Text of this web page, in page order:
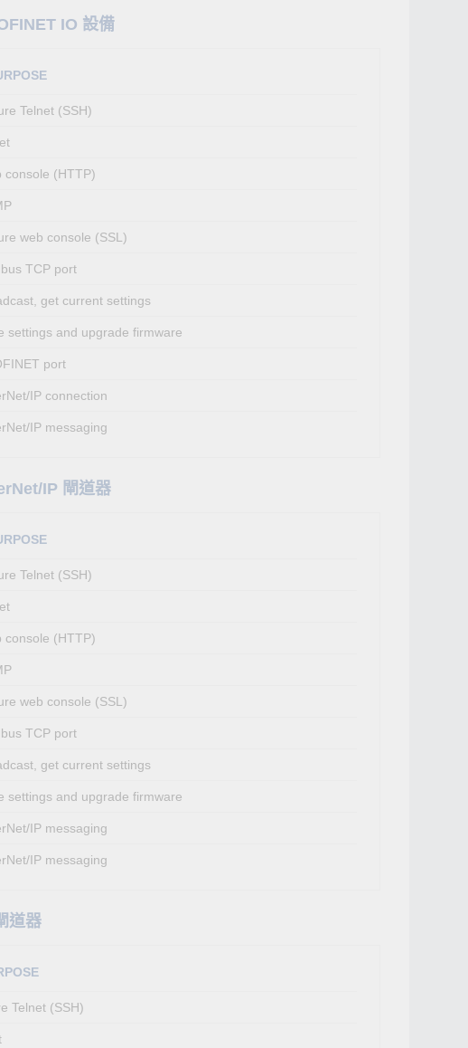
IO 設備
Telnet (SSH)
console (HTTP)
web console (SSL)
TCP port
get current settings
settings and upgrade firmware
port
IP connection
IP messaging
IP 閘道器
Telnet (SSH)
console (HTTP)
web console (SSL)
TCP port
get current settings
settings and upgrade firmware
IP messaging
IP messaging
道器
Telnet (SSH)